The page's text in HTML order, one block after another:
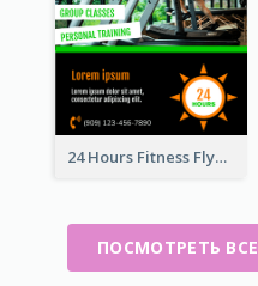
24 Hours Fitness Flyer
ПОСМОТРЕТЬ